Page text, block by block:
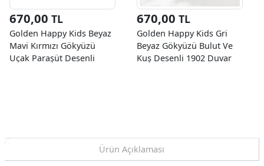
670,00 TL
Golden Happy Kids Beyaz
Mavi Kırmızı Gökyüzü
Uçak Paraşüt Desenli
670,00 TL
Golden Happy Kids Gri
Beyaz Gökyüzü Bulut Ve
Kuş Desenli 1902 Duvar
Ürün Açıklaması